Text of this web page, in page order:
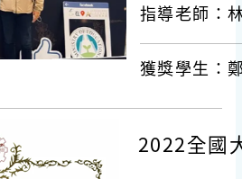
指導老師：
獲獎學生：
2022全國